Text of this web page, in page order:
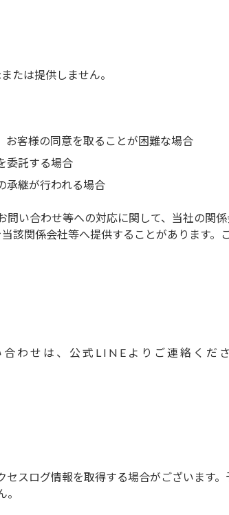
たは提供しません。
お客様の同意を取ることが困難な場合
委託する場合
承継が行われる場合
い合わせ等への対応に関して、当社の関
該関係会社等へ提供することがあります。
わせは、公式LINEよりご連絡くださ
スログ情報を取得する場合がございます